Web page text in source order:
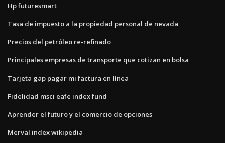
Hp futuresmart
Tasa de impuesto a la propiedad personal de nevada
Precios del petróleo re-refinado
Principales empresas de transporte que cotizan en bolsa
Tarjeta gap pagar mi factura en línea
Fidelidad msci eafe index fund
Aprender el futuro y el comercio de opciones
Merval index wikipedia